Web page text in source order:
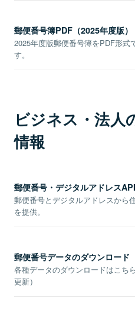
郵便番号簿PDF（2025年度版）
2025年度版郵便番号簿をPDF形式
す。
ビジネス・法人
情報
郵便番号・デジタルアドレスAPI
郵便番号とデジタルアドレスから
を提供。
郵便番号データのダウンロード
各種データのダウンロードはこち
更新）